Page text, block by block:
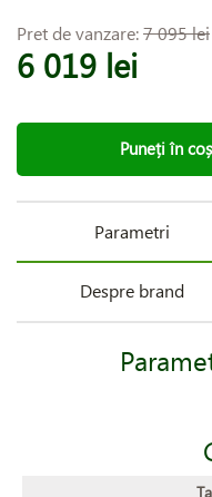
Pret de vanzare:7 095 lei
6 019 lei
Puneți în coș
Parametri
Despre brand